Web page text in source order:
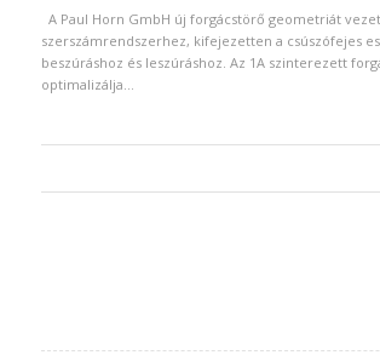
A Paul Horn GmbH új forgácstörő geometriát
szerszámrendszerhez, kifejezetten a csúszófejes
beszúráshoz és leszúráshoz. Az 1A szinterezett
optimalizálja…